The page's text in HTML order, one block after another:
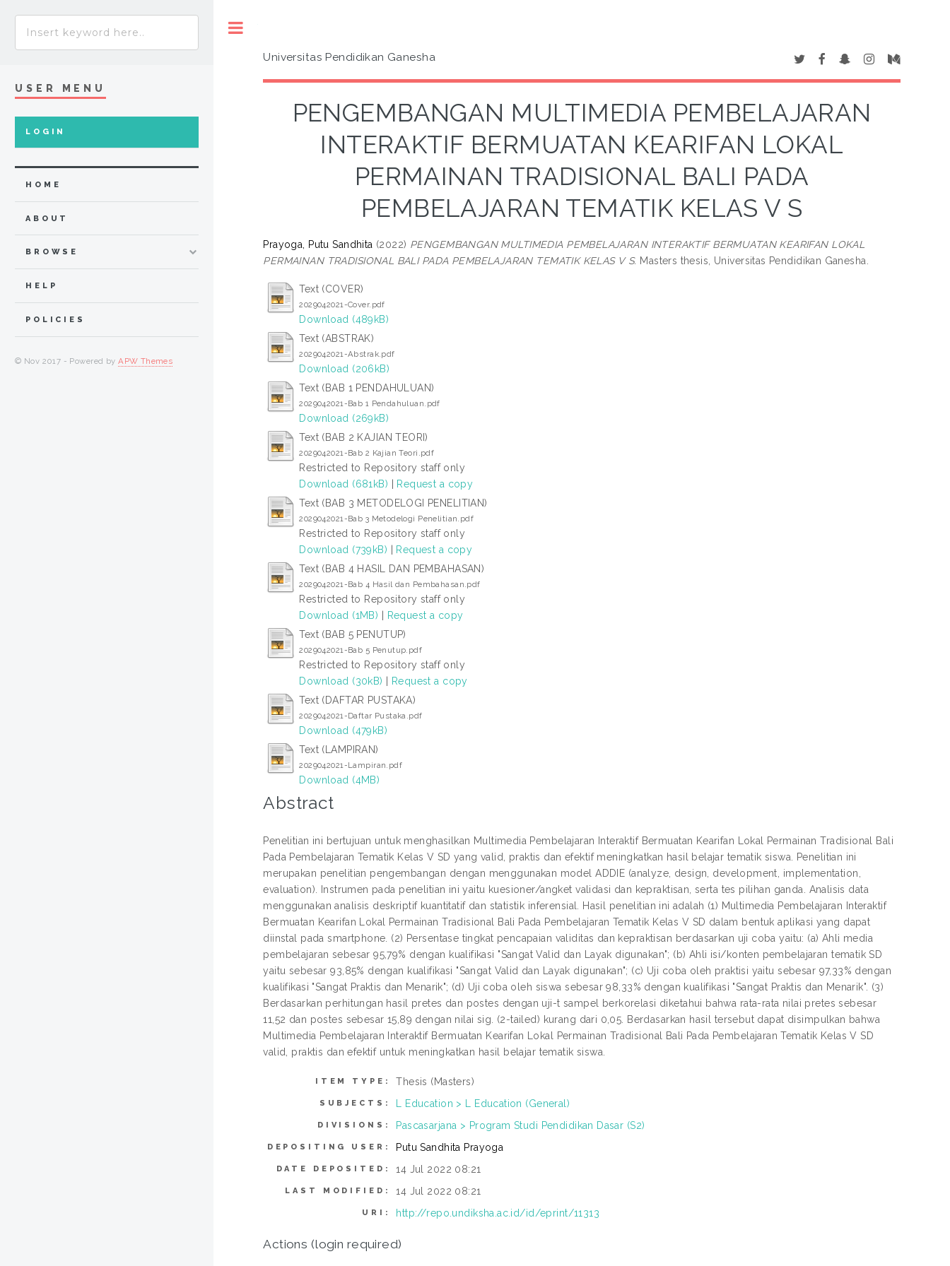
Universitas Pendidikan Ganesha
PENGEMBANGAN MULTIMEDIA PEMBELAJARAN
INTERAKTIF BERMUATAN KEARIFAN LOKAL
PERMAINAN TRADISIONAL BALI PADA
PEMBELAJARAN TEMATIK KELAS V S
Prayoga, Putu Sandhita (2022) PENGEMBANGAN MULTIMEDIA PEMBELAJARAN INTERAKTIF BERMUATAN KEARIFAN LOKAL
PERMAINAN TRADISIONAL BALI PADA PEMBELAJARAN TEMATIK KELAS V S. Masters thesis, Universitas Pendidikan Ganesha.
Text (COVER)
2029042021-Cover.pdf
Download (489kB)
Text (ABSTRAK)
2029042021-Abstrak.pdf
Download (206kB)
Text (BAB 1 PENDAHULUAN)
2029042021-Bab 1 Pendahuluan.pdf
Download (269kB)
Text (BAB 2 KAJIAN TEORI)
2029042021-Bab 2 Kajian Teori.pdf
Restricted to Repository staff only
Download (681kB) | Request a copy
Text (BAB 3 METODELOGI PENELITIAN)
2029042021-Bab 3 Metodelogi Penelitian.pdf
Restricted to Repository staff only
Download (739kB) | Request a copy
Text (BAB 4 HASIL DAN PEMBAHASAN)
2029042021-Bab 4 Hasil dan Pembahasan.pdf
Restricted to Repository staff only
Download (1MB) | Request a copy
Text (BAB 5 PENUTUP)
2029042021-Bab 5 Penutup.pdf
Restricted to Repository staff only
Download (30kB) | Request a copy
Text (DAFTAR PUSTAKA)
2029042021-Daftar Pustaka.pdf
Download (479kB)
Text (LAMPIRAN)
2029042021-Lampiran.pdf
Download (4MB)
Abstract
Penelitian ini bertujuan untuk menghasilkan Multimedia Pembelajaran Interaktif Bermuatan Kearifan Lokal Permainan Tradisional Bali
Pada Pembelajaran Tematik Kelas V SD yang valid, praktis dan efektif meningkatkan hasil belajar tematik siswa. Penelitian ini
merupakan penelitian pengembangan dengan menggunakan model ADDIE (analyze, design, development, implementation,
evaluation). Instrumen pada penelitian ini yaitu kuesioner/angket validasi dan kepraktisan, serta tes pilihan ganda. Analisis data
menggunakan analisis deskriptif kuantitatif dan statistik inferensial. Hasil penelitian ini adalah (1) Multimedia Pembelajaran Interaktif
Bermuatan Kearifan Lokal Permainan Tradisional Bali Pada Pembelajaran Tematik Kelas V SD dalam bentuk aplikasi yang dapat
diinstal pada smartphone. (2) Persentase tingkat pencapaian validitas dan kepraktisan berdasarkan uji coba yaitu: (a) Ahli media
pembelajaran sebesar 95,79% dengan kualifikasi "Sangat Valid dan Layak digunakan"; (b) Ahli isi/konten pembelajaran tematik SD
yaitu sebesar 93,85% dengan kualifikasi "Sangat Valid dan Layak digunakan"; (c) Uji coba oleh praktisi yaitu sebesar 97,33% dengan
kualifikasi "Sangat Praktis dan Menarik"; (d) Uji coba oleh siswa sebesar 98,33% dengan kualifikasi "Sangat Praktis dan Menarik". (3)
Berdasarkan perhitungan hasil pretes dan postes dengan uji-t sampel berkorelasi diketahui bahwa rata-rata nilai pretes sebesar
11,52 dan postes sebesar 15,89 dengan nilai sig. (2-tailed) kurang dari 0,05. Berdasarkan hasil tersebut dapat disimpulkan bahwa
Multimedia Pembelajaran Interaktif Bermuatan Kearifan Lokal Permainan Tradisional Bali Pada Pembelajaran Tematik Kelas V SD
valid, praktis dan efektif untuk meningkatkan hasil belajar tematik siswa.
ITEM TYPE: Thesis (Masters)
SUBJECTS: L Education > L Education (General)
DIVISIONS: Pascasarjana > Program Studi Pendidikan Dasar (S2)
DEPOSITING USER: Putu Sandhita Prayoga
DATE DEPOSITED: 14 Jul 2022 08:21
LAST MODIFIED: 14 Jul 2022 08:21
URI: http://repo.undiksha.ac.id/id/eprint/11313
Actions (login required)
USER MENU
LOGIN
HOME
ABOUT
BROWSE
HELP
POLICIES
© Nov 2017 - Powered byAPW Themes